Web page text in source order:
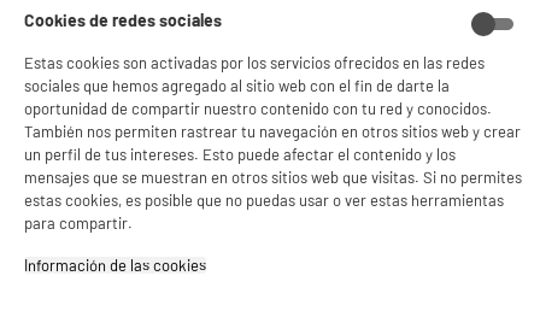
ELECTROCHOLLOS
★★★★★
★★★★★
Tapa MOULINEX cookeo XA608000
Tipo : Tapa
Numero de personas :
Numero de recetas :
6€ 49
Cookies de redes sociales
Estas cookies son activadas por los servicios ofrecidos en las redes
sociales que hemos agregado al sitio web con el fin de darte la
oportunidad de compartir nuestro contenido con tu red y conocidos.
También nos permiten rastrear tu navegación en otros sitios web y crear
un perfil de tus intereses. Esto puede afectar el contenido y los
mensajes que se muestran en otros sitios web que visitas. Si no permites
estas cookies, es posible que no puedas usar o ver estas herramientas
para compartir.
Información de las cookies‎